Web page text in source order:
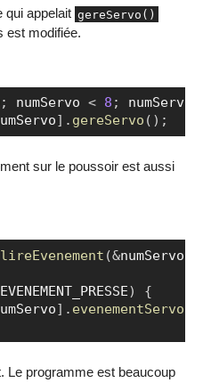
qui appelait gereServo()
est modifiée.
; numServo < 8 ; numServo
] . gereServo ( ) ;
Copier
sur le poussoir est aussi
lireEvenement (&numServo
)
{
] . evenementServo
Copier
Le programme est beaucoup